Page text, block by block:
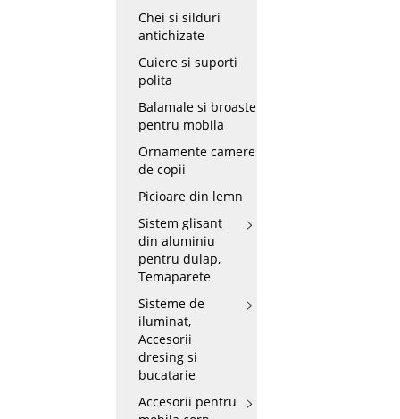
Chei si silduri
antichizate
Cuiere si suporti
polita
Balamale si broaste
pentru mobila
Ornamente camere
de copii
Picioare din lemn
Sistem glisant
din aluminiu
pentru dulap,
Temaparete
Sisteme de
iluminat,
Accesorii
dresing si
bucatarie
Accesorii pentru